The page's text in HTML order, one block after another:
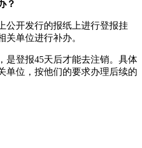
？
公开发行的报纸上进行登报挂
关单位进行补办。
是登报45天后才能去注销。具体
单位，按他们的要求办理后续的